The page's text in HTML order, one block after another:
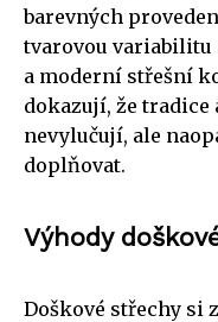
barevných
tvarovou
a moderní střešní
dokazují, že tradice
nevylučují, ale
doplňovat.
Výhody
Doškové střechy si